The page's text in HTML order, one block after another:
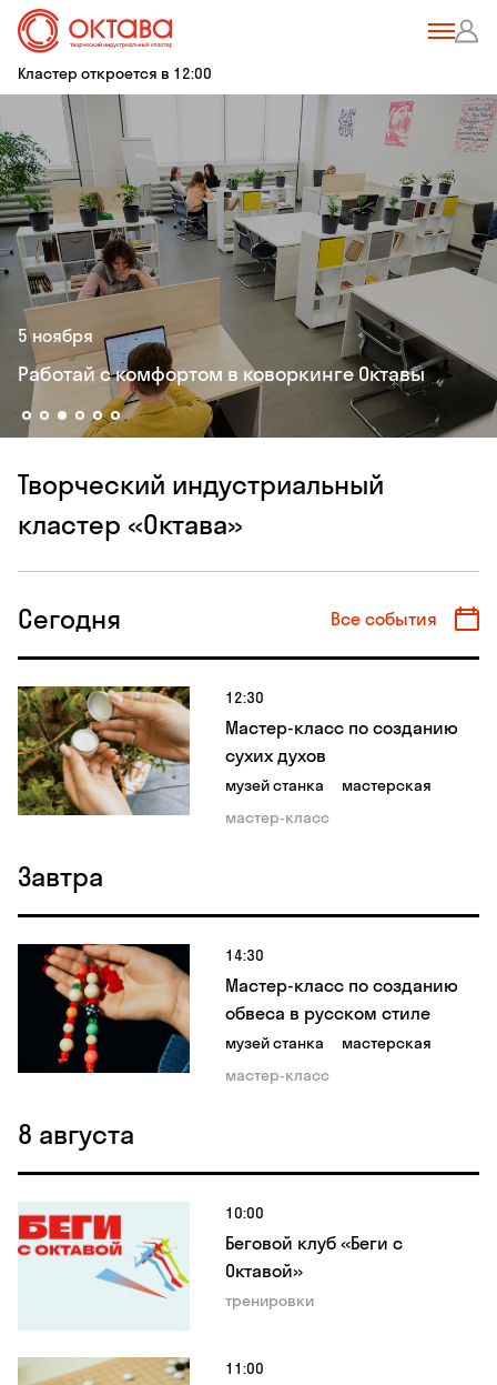
Кластер откроется в 12:00
5 ноября
Работай с комфортом в коворкинге Октавы
Творческий индустриальный
кластер «Октава»
Сегодня Все события
12:30
Мастер-класс по созданию
сухих духов
музей станка
мастерская
мастер-класс
Завтра
14:30
Мастер-класс по созданию
обвеса в русском стиле
музей станка
мастерская
мастер-класс
8 августа
10:00
Беговой клуб «Беги с
Октавой»
тренировки
11:00